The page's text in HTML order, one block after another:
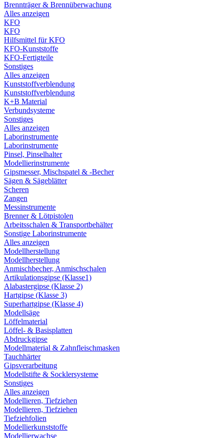
Brennträger & Brennüberwachung
Alles anzeigen
KFO
KFO
Hilfsmittel für KFO
KFO-Kunststoffe
KFO-Fertigteile
Sonstiges
Alles anzeigen
Kunststoffverblendung
Kunststoffverblendung
K+B Material
Verbundsysteme
Sonstiges
Alles anzeigen
Laborinstrumente
Laborinstrumente
Pinsel, Pinselhalter
Modellierinstrumente
Gipsmesser, Mischspatel & -Becher
Sägen & Sägeblätter
Scheren
Zangen
Messinstrumente
Brenner & Lötpistolen
Arbeitsschalen & Transportbehälter
Sonstige Laborinstrumente
Alles anzeigen
Modellherstellung
Modellherstellung
Anmischbecher, Anmischschalen
Artikulationsgipse (Klasse1)
Alabastergipse (Klasse 2)
Hartgipse (Klasse 3)
Superhartgipse (Klasse 4)
Modellsäge
Löffelmaterial
Löffel- & Basisplatten
Abdruckgipse
Modellmaterial & Zahnfleischmasken
Tauchhärter
Gipsverarbeitung
Modellstifte & Socklersysteme
Sonstiges
Alles anzeigen
Modellieren, Tiefziehen
Modellieren, Tiefziehen
Tiefziehfolien
Modellierkunststoffe
Modellierwachse